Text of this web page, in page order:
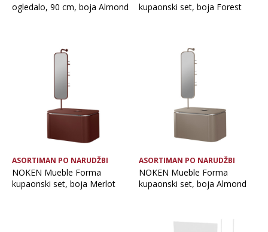
ogledalo, 90 cm, boja Almond
kupaonski set, boja Forest
ASORTIMAN PO NARUDŽBI
NOKEN Mueble Forma
kupaonski set, boja Merlot
ASORTIMAN PO NARUDŽBI
NOKEN Mueble Forma
kupaonski set, boja Almond